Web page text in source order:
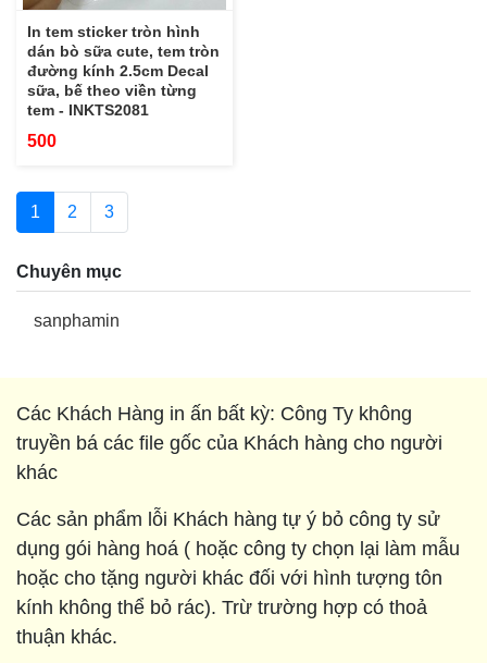
In tem sticker tròn hình
dán bò sữa cute, tem tròn
đường kính 2.5cm Decal
sữa, bế theo viền từng
tem - INKTS2081
500
1 2 3
Chuyên mục
sanphamin
Các Khách Hàng in ấn bất kỳ: Công Ty không
truyền bá các file gốc của Khách hàng cho người
khác
Các sản phẩm lỗi Khách hàng tự ý bỏ công ty sử
dụng gói hàng hoá ( hoặc công ty chọn lại làm mẫu
hoặc cho tặng người khác đối với hình tượng tôn
kính không thể bỏ rác). Trừ trường hợp có thoả
thuận khác.